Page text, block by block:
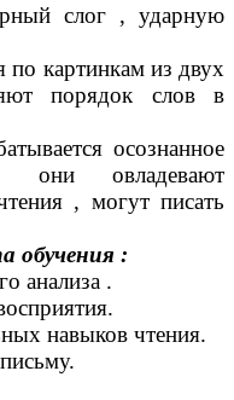
слог , ударную
по картинкам из двух
порядок слов в
осознанное
овладевают
, могут писать
обучения :
анализа .
навыков чтения.